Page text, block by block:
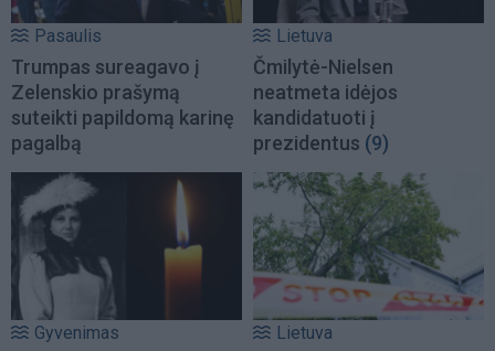
Pasaulis
Trumpas sureagavo į
Zelenskio prašymą
suteikti papildomą karinę
pagalbą
Lietuva
Čmilytė-Nielsen
neatmeta idėjos
kandidatuoti į
prezidentus (9)
Gyvenimas Lietuva